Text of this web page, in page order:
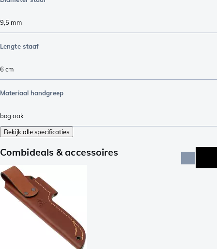
9,5 mm
Lengte staaf
6cm
Materiaal handgreep
bog oak
Bekijk alle specificaties
Combideals & accessoires